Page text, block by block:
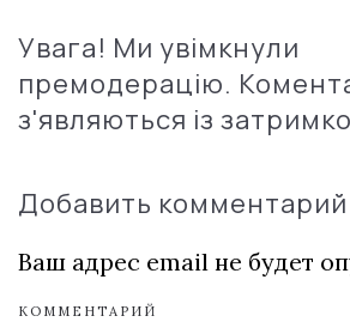
Увага! Ми увімкнули
премодерацію.
з'являються із
Добавить комментарий
Ваш адрес email не будет
КОММЕНТАРИЙ